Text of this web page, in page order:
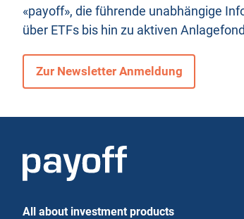
«payoff», die führende unabhängige
über ETFs bis hin zu aktiven
Zur Newsletter Anmeldung
All about investment products